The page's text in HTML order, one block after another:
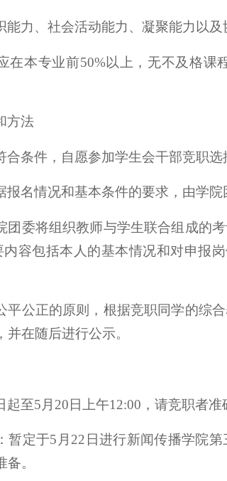
能力、社会活动能力、凝聚能力以及
在本专业前50%以上，无不及格
方法
合条件，自愿参加学生会干部竞职
报名情况和基本条件的要求，由学
团委将组织教师与学生联合组成的
内容包括本人的基本情况和对申报
平公正的原则，根据竞职同学的综
在随后进行公示。
至5月20日上午12:00，请竞职者准
暂定于5月22日进行新闻传播学院
。